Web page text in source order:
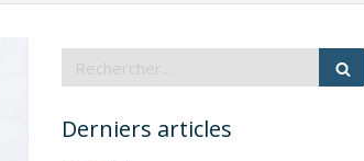
Derniers articles